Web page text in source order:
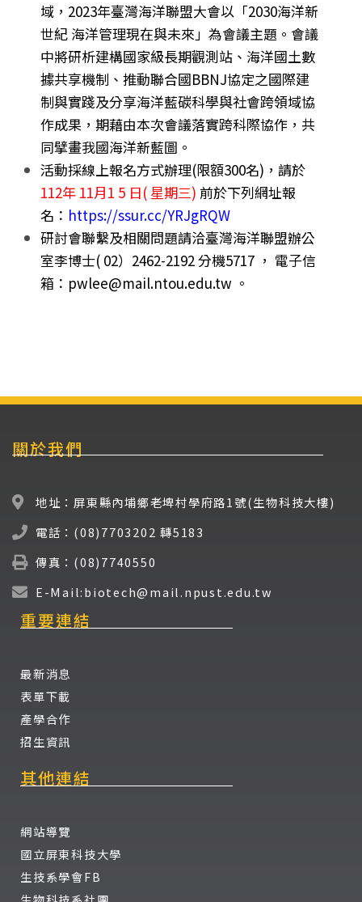
域，2023年臺灣海洋聯盟大會以「2030海洋新
世紀 海洋管理現在與未來」為會議主題。會議
中將研析建構國家級長期觀測站、海洋國土數
據共享機制、推動聯合國BBNJ協定之國際建
制與實踐及分享海洋藍碳科學與社會跨領域協
作成果，期藉由本次會議落實跨科際協作，共
同擘畫我國海洋新藍圖。
活動採線上報名方式辦理(限額300名)，請於
112年 11月1 5 日( 星期三) 前於下列網址報
名： https://ssur.cc/YRJgRQW
研討會聯繫及相關問題請洽臺灣海洋聯盟辦公
室李博士( 02）2462-2192 分機5717 ， 電子信
箱：pwlee@mail.ntou.edu.tw 。
關於我們
地址：屏東縣內埔鄉老埤村學府路1號(生物科技大樓)
電話：(08)7703202 轉5183
傳真：(08)7740550
E-Mail:biotech@mail.npust.edu.tw
重要連結
最新消息
表單下載
產學合作
招生資訊
其他連結
網站導覽
國立屏東科技大學
生技系學會FB